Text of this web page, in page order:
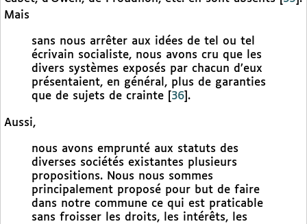
Mais
sans nous arrêter aux idées de tel ou tel
écrivain socialiste, nous avons cru que les
divers systèmes exposés par chacun d’eux
présentaient, en général, plus de garanties
que de sujets de crainte
36 .
Aussi,
nous avons emprunté aux statuts des
diverses sociétés existantes plusieurs
propositions. Nous nous sommes
principalement proposé pour but de faire
dans notre commune ce qui est praticable
sans froisser les droits, les intérêts, les